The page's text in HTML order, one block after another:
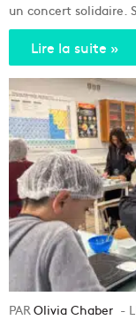
un concert solidaire.
Lire la suite »
Olivia Chaber